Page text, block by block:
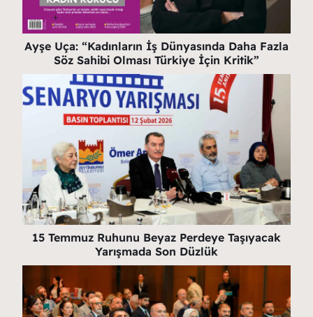
Ayşe Uça: “Kadınların İş Dünyasında Daha Fazla
Söz Sahibi Olması Türkiye İçin Kritik”
15 Temmuz Ruhunu Beyaz Perdeye Taşıyacak
Yarışmada Son Düzlük